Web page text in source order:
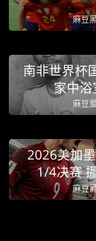
麻豆
南非世界杯
家中
麻豆
2026美加
麻豆